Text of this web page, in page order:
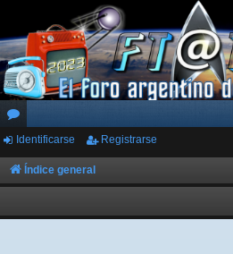
or
os
Identificarse Registrarse
Índice general